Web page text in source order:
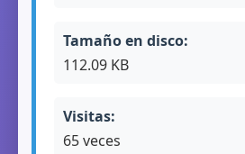
Tamaño en disco:
112.09 KB
Visitas:
65 veces